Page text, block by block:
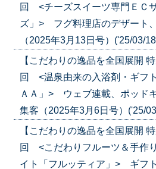
回 <チーズスイーツ専門ＥＣ
ズ」> フグ料理店のデザート
（2025年3月13日号）('25/03/
【こだわりの逸品を全国展開
回 <温泉由来の入浴剤・ギフ
ＡＡ」> ウェブ連載、ポッド
集客（2025年3月6日号）('25/
【こだわりの逸品を全国展開
回 <こだわりフルーツ＆手作
イト「フルッティア」> ギフ